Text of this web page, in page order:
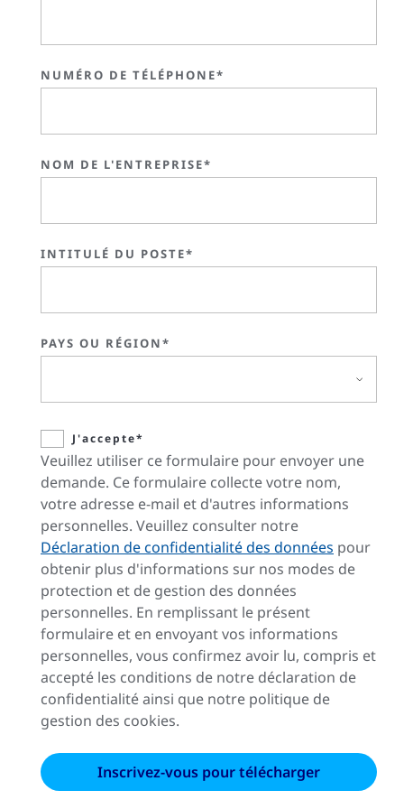
NUMÉRO DE TÉLÉPHONE*
NOM DE L'ENTREPRISE*
INTITULÉ DU POSTE*
PAYS OU RÉGION*
J'accepte*
Veuillez utiliser ce formulaire pour envoyer une
demande. Ce formulaire collecte votre nom,
votre adresse e-mail et d'autres informations
personnelles. Veuillez consulter notre
Déclaration de confidentialité des données pour
obtenir plus d'informations sur nos modes de
protection et de gestion des données
personnelles. En remplissant le présent
formulaire et en envoyant vos informations
personnelles, vous confirmez avoir lu, compris et
accepté les conditions de notre déclaration de
confidentialité ainsi que notre politique de
gestion des cookies.